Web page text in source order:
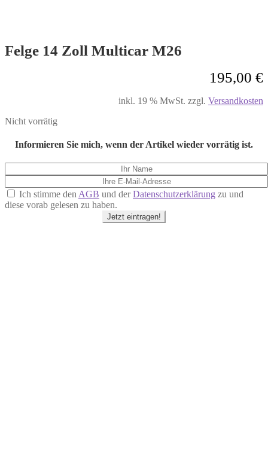
Felge 14 Zoll Multicar M26
195,00 €
inkl. 19 % MwSt. zzgl. Versandkosten
Nicht vorrätig
Informieren Sie mich, wenn der Artikel wieder vorrätig ist.
Ich stimme den AGB und derDatenschutzerklärung zu und
diese vorab gelesen zu haben.
Jetzt eintragen!